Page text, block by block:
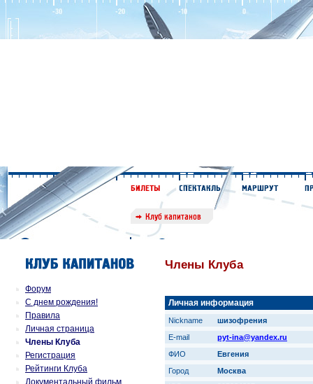
Форум
С днем рождения!
Правила
Личная страница
Члены Клуба
Регистрация
Рейтинги Клуба
Документальный фильм
Члены Клуба
Личная информация
Nickname
шизофрения
E-mail
pyt-ina@yandex.ru
ФИО
Евгения
Город
Москва